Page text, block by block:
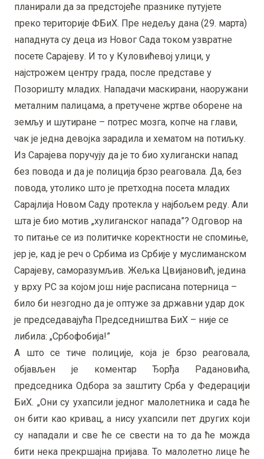
планирали да за предстојеће празнике путујете
преко територије ФБиХ. Пре недељу дана (29. марта)
нападнута су деца из Новог Сада током узвратне
посете Сарајеву. И то у Куловићевој улици, у
најстрожем центру града, после представе у
Позоришту младих. Нападачи маскирани, наоружани
металним палицама, а претучене жртве оборене на
земљу и шутиране – потрес мозга, копче на глави,
чак је једна девојка зарадила и хематом на потиљку.
Из Сарајева поручују да је то био хулигански напад
без повода и да је полиција брзо реаговала. Да, без
повода, утолико што је претходна посета младих
Сарајлија Новом Саду протекла у најбољем реду. Али
шта је био мотив „хулиганског напада”? Одговор на
то питање се из политичке коректности не спомиње,
јер је, кад је реч о Србима из Србије у муслиманском
Сарајеву, саморазумљив. Жељка Цвијановић, једина
у врху РС за којом још није расписана потерница –
било би незгодно да је оптуже за државни удар док
је председавајућа Председништва БиХ – није се
либила: „Србофобија!”
А што се тиче полиције, која је брзо реаговала,
објављен је коментар Ђорђа Радановића,
председника Одбора за заштиту Срба у Федерацији
БиХ. „Они су ухапсили једног малолетника и сада ће
он бити као кривац, а нису ухапсили пет других који
су нападали и све ће се свести на то да ће можда
бити нека прекршајна пријава. То малолетно лице ће